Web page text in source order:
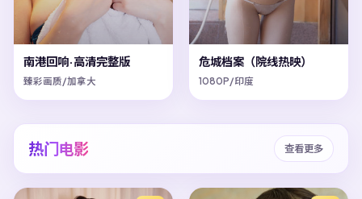
南港回响·高清完整版
臻彩画质/加拿大
危城档案（院线热映）
1080P/印度
热门电影 查看更多